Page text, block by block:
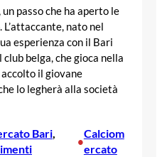
passo che ha aperto le
nato nel
esperienza con il Bari
belga, che gioca nella
il giovane
lo legherà alla società
Bari
•
Calciom
ercato